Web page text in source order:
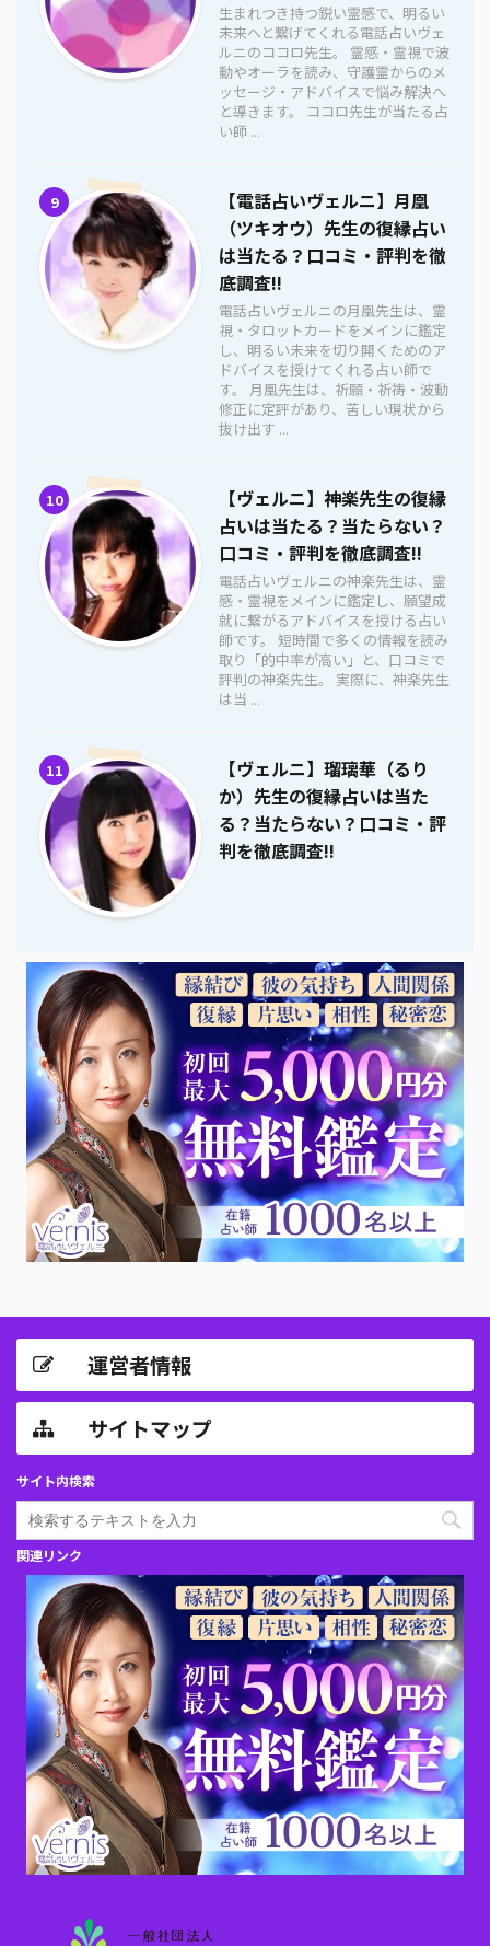
生まれつき持つ鋭い霊感で、明るい
未来へと繋げてくれる電話占いヴェ
ルニのココロ先生。 霊感・霊視で波
動やオーラを読み、守護霊からのメ
ッセージ・アドバイスで悩み解決へ
と導きます。 ココロ先生が当たる占
い師 ...
9
【電話占いヴェルニ】月凰
（ツキオウ）先生の復縁占い
は当たる？口コミ・評判を徹
底調査!!
電話占いヴェルニの月凰先生は、霊
視・タロットカードをメインに鑑定
し、明るい未来を切り開くためのア
ドバイスを授けてくれる占い師で
す。 月凰先生は、祈願・祈祷・波動
修正に定評があり、苦しい現状から
抜け出す ...
10
【ヴェルニ】神楽先生の復縁
占いは当たる？当たらない？
口コミ・評判を徹底調査!!
電話占いヴェルニの神楽先生は、霊
感・霊視をメインに鑑定し、願望成
就に繋がるアドバイスを授ける占い
師です。 短時間で多くの情報を読み
取り「的中率が高い」と、口コミで
評判の神楽先生。 実際に、神楽先生
は当 ...
11
【ヴェルニ】瑠璃華（るり
か）先生の復縁占いは当た
る？当たらない？口コミ・評
判を徹底調査!!
運営者情報
サイトマップ
サイト内検索
関連リンク